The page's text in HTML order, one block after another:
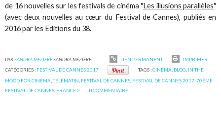
de 16 nouvelles sur les festivals de cinéma "Les illusions parallèles"
(avec deux nouvelles au cœur du Festival de Cannes), publiés en
2016 par les Editions du 38.
PARSANDRA MÉZIÈRESANDRA MÉZIÈRE LIEN PERMANENT
IMPRIMER
CATÉGORIES : FESTIVAL DE CANNES 2017 TAGS :CINÉMA BLOG IN THE
MOOD FOR CINÉMA ,TÉLÉMATIN FESTIVAL DE CANNES FESTIVAL DE CANNES 2017 ,70ÈME
FESTIVAL DE CANNES FRANCE 2 0COMMENTAIRE